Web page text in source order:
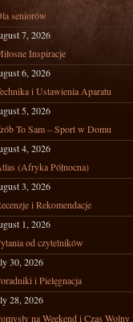
seniorów
7, 2026
Inspiracje
6, 2026
i Ustawienia Aparatu
5, 2026
To Sam – Sport w Domu
4, 2026
(Afryka Północna)
3, 2026
i Rekomendacje
1, 2026
od czytelników
30, 2026
i Pielęgnacja
28, 2026
na Weekend i Czas Wolny